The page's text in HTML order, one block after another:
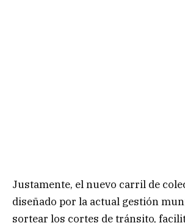
Justamente, el nuevo carril de
diseñado por la actual gestión
sortear los cortes de tránsito,